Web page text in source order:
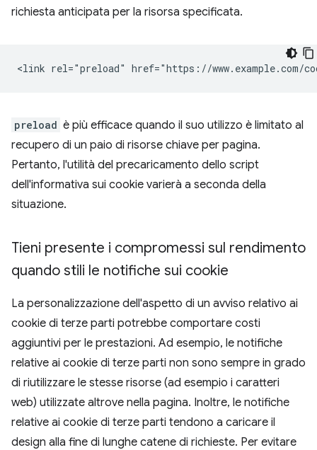
richiesta anticipata per la risorsa specificata.
preload è più efficace quando il suo utilizzo è limitato al
recupero di un paio di risorse chiave per pagina.
Pertanto, l'utilità del precaricamento dello script
dell'informativa sui cookie varierà a seconda della
situazione.
Tieni presente i compromessi sul rendimento
quando stili le notifiche sui cookie
La personalizzazione dell'aspetto di un avviso relativo ai
cookie di terze parti potrebbe comportare costi
aggiuntivi per le prestazioni. Ad esempio, le notifiche
relative ai cookie di terze parti non sono sempre in grado
di riutilizzare le stesse risorse (ad esempio i caratteri
web) utilizzate altrove nella pagina. Inoltre, le notifiche
relative ai cookie di terze parti tendono a caricare il
design alla fine di lunghe catene di richieste. Per evitare